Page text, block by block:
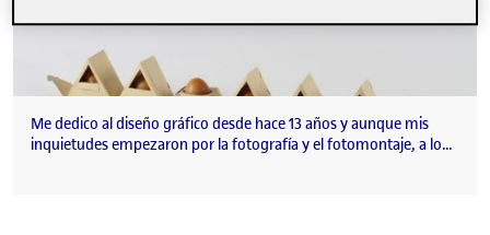
Me dedico al diseño gráfico desde hace 13 años y aunque mis
inquietudes empezaron por la fotografía y el fotomontaje, a lo…